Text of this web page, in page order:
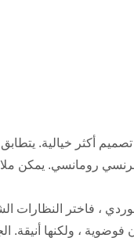
أكثر خيالية.
رومانسي. يمكن
، فاختر النظارات
فوضوية ، ولكنها أنيقة.